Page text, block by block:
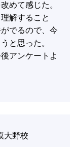
めて感じた。
解すること
でるので、今
と思った。
アンケートよ
大野校